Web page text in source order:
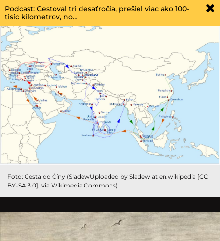
Podcast: Cestoval tri desaťročia, prešiel viac ako 100-
tisíc kilometrov, no…
Foto: Cesta do Číny (SladewUploaded by Sladew at en.wikipedia [CC
BY-SA 3.0], via Wikimedia Commons)